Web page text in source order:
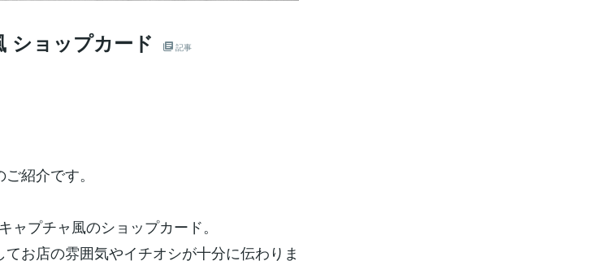
ショップカード 記事
紹介です。
プチャ風のショップカード。
お店の雰囲気やイチオシが十分に伝わりま